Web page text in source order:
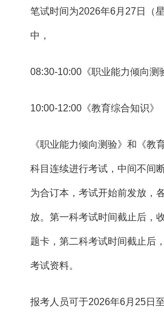
笔试时间为2026年6月27日（
中，
08:30-10:00《职业能力倾向测
10:00-12:00《教育综合知识》
《职业能力倾向测验》和《教
科目连续进行考试，中间不间
为合订本，考试开始前发放，
放。第一科考试时间截止后，
题卡，第二科考试时间截止后
考试资料。
报考人员可于2026年6月25日